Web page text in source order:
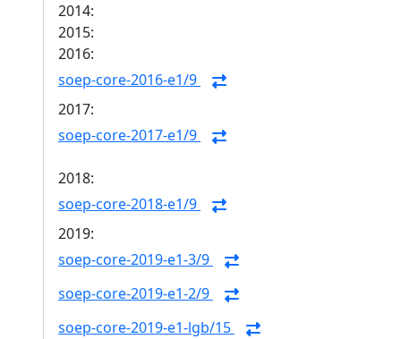
2014:
2015:
2016:
soep-core-2016-e1/9
2017:
soep-core-2017-e1/9
2018:
soep-core-2018-e1/9
2019:
soep-core-2019-e1-3/9
soep-core-2019-e1-2/9
soep-core-2019-e1-lgb/15